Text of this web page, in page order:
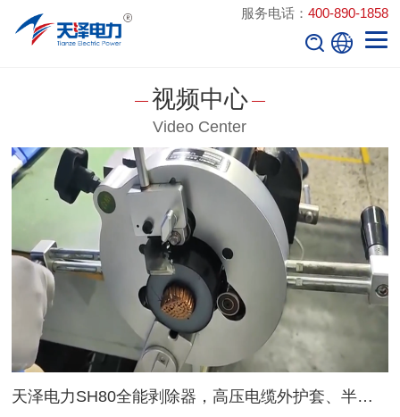
服务电话： 400-890-1858
视频中心
Video Center
天泽电力SH80全能剥除器，高压电缆外护套、半导体层、主绝缘层如何一次剥除